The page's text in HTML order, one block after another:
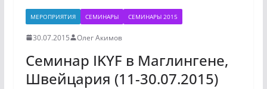
МЕРОПРИЯТИЯ СЕМИНАРЫ СЕМИНАРЫ 2015
30.07.2015 Олег Акимов
Семинар IKYF в Маглингене,
Швейцария (11-30.07.2015)